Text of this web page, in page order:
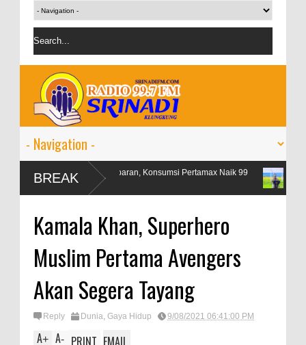
BREAK
Libur Lebaran, Konsumsi Pertamax Naik 99
Persen
OJK targetkan
Kamala Khan, Superhero
Muslim Pertama Avengers
Akan Segera Tayang
Reply Dunia, Gaya Hidup 9/08/2021 06:41:00 PM
A+ A-